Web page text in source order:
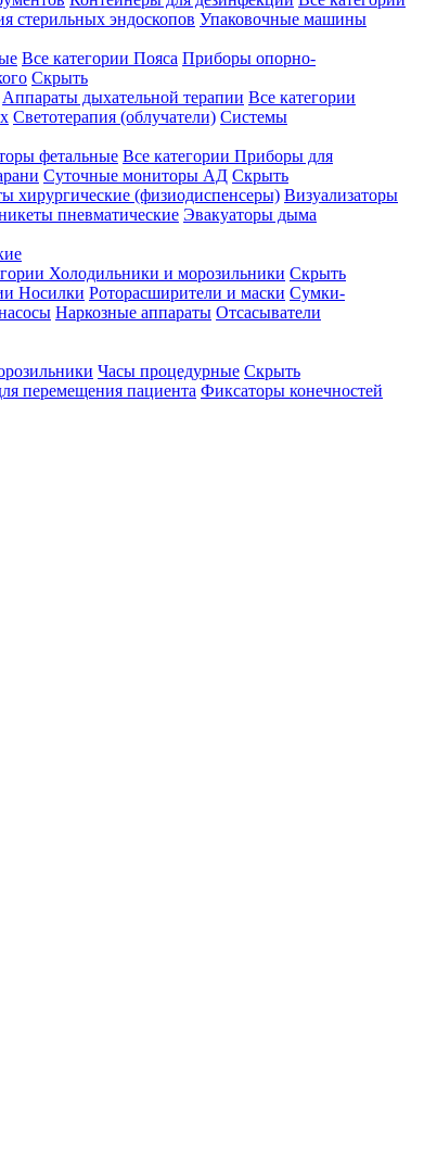
стерильных эндоскопов Упаковочные машины
Все категории Пояса Приборы опорно-
Скрыть
Аппараты дыхательной терапии Все категории
Светотерапия (облучатели) Системы
фетальные Все категории Приборы для
Суточные мониторы АД Скрыть
хирургические (физиодиспенсеры) Визуализаторы
пневматические Эвакуаторы дыма
Холодильники и морозильники Скрыть
Носилки Роторасширители и маски Сумки-
Наркозные аппараты Отсасыватели
Часы процедурные Скрыть
перемещения пациента Фиксаторы конечностей